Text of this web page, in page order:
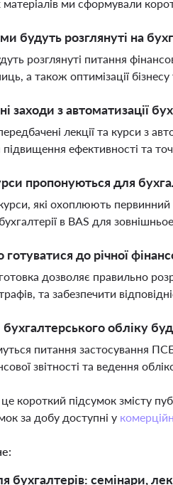
ми сформували
будуть розглянуті на
розглянуті питання
а також оптимізації
заходи з автоматизації
лекції та курси з
підвищення ефективності та
пропонуються для
які охоплюють первинний
в BAS для
до річної
дозволяє правильно
та забезпечити
обліку
питання застосування
звітності та ведення
короткий підсумок змісту
за добу доступні у
бухгалтерів: семінари,